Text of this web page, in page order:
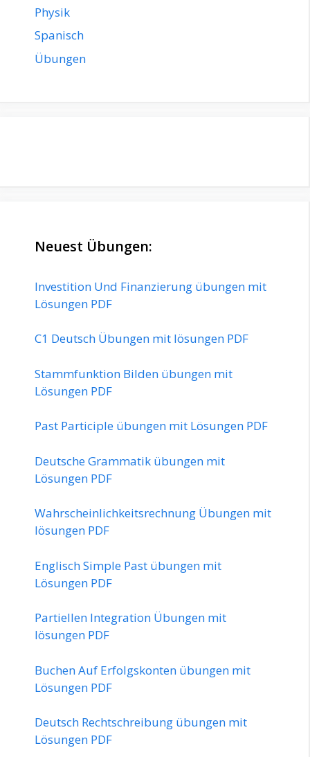
Physik
Spanisch
Übungen
Neuest Übungen:
Investition Und Finanzierung übungen mit
Lösungen PDF
C1 Deutsch Übungen mit lösungen PDF
Stammfunktion Bilden übungen mit
Lösungen PDF
Past Participle übungen mit Lösungen PDF
Deutsche Grammatik übungen mit
Lösungen PDF
Wahrscheinlichkeitsrechnung Übungen mit
lösungen PDF
Englisch Simple Past übungen mit
Lösungen PDF
Partiellen Integration Übungen mit
lösungen PDF
Buchen Auf Erfolgskonten übungen mit
Lösungen PDF
Deutsch Rechtschreibung übungen mit
Lösungen PDF